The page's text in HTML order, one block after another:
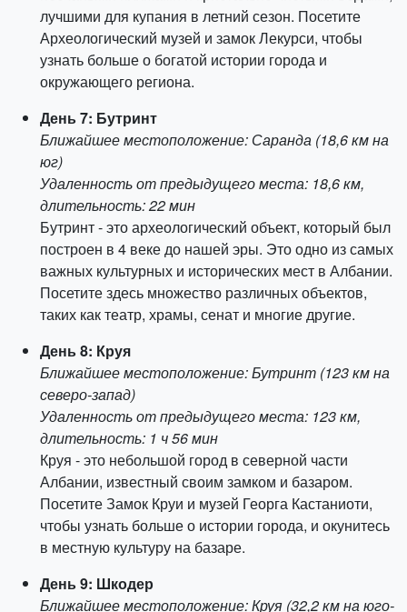
лучшими для купания в летний сезон. Посетите
Археологический музей и замок Лекурси, чтобы
узнать больше о богатой истории города и
окружающего региона.
День 7: Бутринт
Ближайшее местоположение: Саранда (18,6 км на
юг)
Удаленность от предыдущего места: 18,6 км,
длительность: 22 мин
Бутринт - это археологический объект, который был
построен в 4 веке до нашей эры. Это одно из самых
важных культурных и исторических мест в Албании.
Посетите здесь множество различных объектов,
таких как театр, храмы, сенат и многие другие.
День 8: Круя
Ближайшее местоположение: Бутринт (123 км на
северо-запад)
Удаленность от предыдущего места: 123 км,
длительность: 1 ч 56 мин
Круя - это небольшой город в северной части
Албании, известный своим замком и базаром.
Посетите Замок Круи и музей Георга Кастаниоти,
чтобы узнать больше о истории города, и окунитесь
в местную культуру на базаре.
День 9: Шкодер
Ближайшее местоположение: Круя (32,2 км на юго-